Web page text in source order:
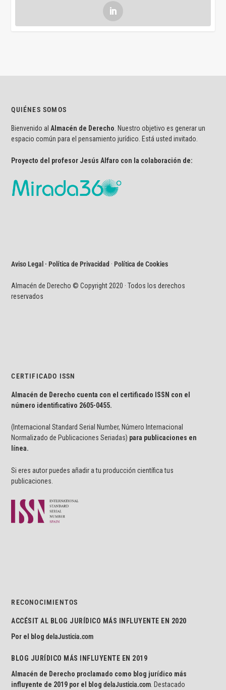
QUIÉNES SOMOS
Bienvenido al Almacén de Derecho . Nuestro objetivo es generar un
espacio común para el pensamiento jurídico. Está usted invitado.
Proyecto del profesor Jesús Alfaro con la colaboración de:
Aviso Legal · Política de Privacidad ·Política de Cookies
Almacén de Derecho © Copyright 2020 · Todos los derechos
reservados
CERTIFICADO ISSN
Almacén de Derecho cuenta con el certificado ISSN con el
número identificativo 2605-0455.
(Internacional Standard Serial Number, Número Internacional
Normalizado de Publicaciones Seriadas) para publicaciones en
línea.
Si eres autor puedes añadir a tu producción científica tus
publicaciones.
RECONOCIMIENTOS
ACCÉSIT AL BLOG JURÍDICO MÁS INFLUYENTE EN 2020
Por el blogdelaJusticia.com
BLOG JURÍDICO MÁS INFLUYENTE EN 2019
Almacén de Derecho proclamado como blog jurídico más
influyente de 2019 por el blogdelaJusticia.com . Destacado